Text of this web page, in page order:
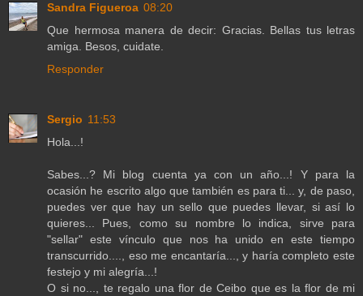
Sandra Figueroa 08:20
Que hermosa manera de decir: Gracias. Bellas tus letras
amiga. Besos, cuidate.
Responder
Sergio 11:53
Hola...!
Sabes...? Mi blog cuenta ya con un año...! Y para la
ocasión he escrito algo que también es para ti... y, de paso,
puedes ver que hay un sello que puedes llevar, si así lo
quieres... Pues, como su nombre lo indica, sirve para
"sellar" este vínculo que nos ha unido en este tiempo
transcurrido...., eso me encantaría..., y haría completo este
festejo y mi alegría...!
O si no..., te regalo una flor de Ceibo que es la flor de mi